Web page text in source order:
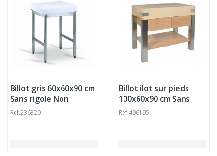
Billot gris 60x60x90 cm
Sans rigole Non
réversible Sur pied(s)
Ref.236320
Billot ilot sur pieds
100x60x90 cm Sans
rigole Non réversible
Ref.496195